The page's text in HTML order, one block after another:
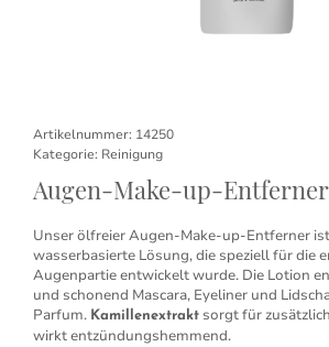
Artikelnummer: 14250
Kategorie: Reinigung
Augen-Make-up-
Unser ölfreier Augen-Make-up-Entferner
wasserbasierte Lösung, die speziell für die
Augenpartie entwickelt wurde. Die Lotion
und schonend Mascara, Eyeliner und
Parfum. Kamillenextrakt sorgt für
wirkt entzündungshemmend.